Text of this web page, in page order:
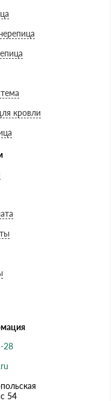
кровли
28
54